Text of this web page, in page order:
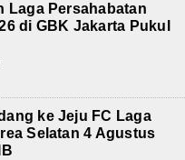
Laga Persahabatan
di GBK Jakarta Pukul
ke Jeju FC Laga
Selatan 4 Agustus